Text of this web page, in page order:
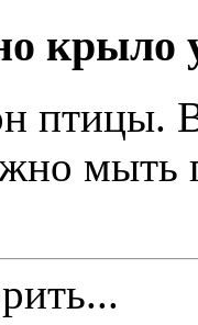
крыло
птицы.
мыть